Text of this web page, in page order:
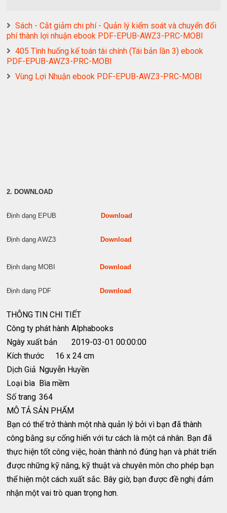
Sách - Cắt giảm chi phí - Quản lý kiểm soát và chuyển đổi
phí thành lợi nhuận ebook PDF-EPUB-AWZ3-PRC-MOBI
405 Tình huống kế toán tài chính (Tái bản lần 3) ebook
PDF-EPUB-AWZ3-PRC-MOBI
Vùng Lợi Nhuận ebook PDF-EPUB-AWZ3-PRC-MOBI
2. DOWNLOAD
Định dạng EPUB Download
Định dạng AWZ3 Download
Định dạng MOBI Download
Định dạng PDF Download
THÔNG TIN CHI TIẾT
Công ty phát hành Alphabooks
Ngày xuất bản
2019-03-01 00:00:00
Kích thước
16 x 24 cm
Dịch Giả Nguyễn Huyền
Loại bìa Bìa mềm
Số trang 364
MÔ TẢ SẢN PHẨM
Bạn có thể trở thành một nhà quản lý bởi vì bạn đã thành
công bằng sự cống hiến với tư cách là một cá nhân. Bạn đã
thực hiện tốt công việc, hoàn thành nó đúng hạn và phát triển
được những kỹ năng, kỹ thuật và chuyên môn cho phép bạn
thể hiện một cách xuất sắc. Bây giờ, bạn được đề nghị đảm
nhận một vai trò quan trọng hơn.